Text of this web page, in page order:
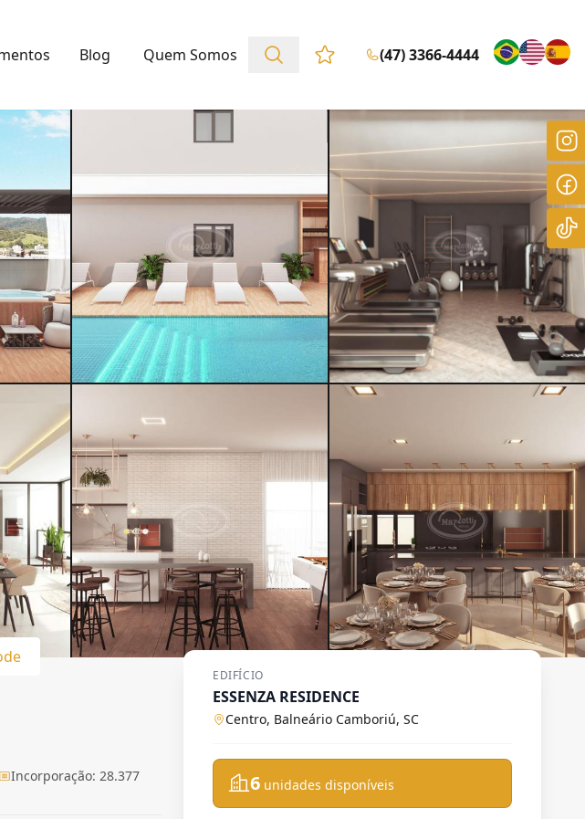
Blog Quem Somos Favoritos (0 itens)
(47) 3366-4444
Incorporação: 28.377
EDIFÍCIO
ESSENZA RESIDENCE
Centro, Balneário Camboriú, SC
6 unidades disponíveis